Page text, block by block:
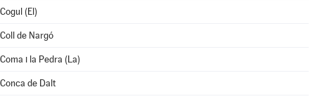
Cogul (El)
Coll de Nargó
Coma i la Pedra (La)
Conca de Dalt